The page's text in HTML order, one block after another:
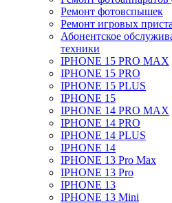
Ремонт фотовспышек
Ремонт игровых
Абонентское
техники
IPHONE 15 PRO MAX
IPHONE 15 PRO
IPHONE 15 PLUS
IPHONE 15
IPHONE 14 PRO MAX
IPHONE 14 PRO
IPHONE 14 PLUS
IPHONE 14
IPHONE 13 Pro Max
IPHONE 13 Pro
IPHONE 13
IPHONE 13 Mini